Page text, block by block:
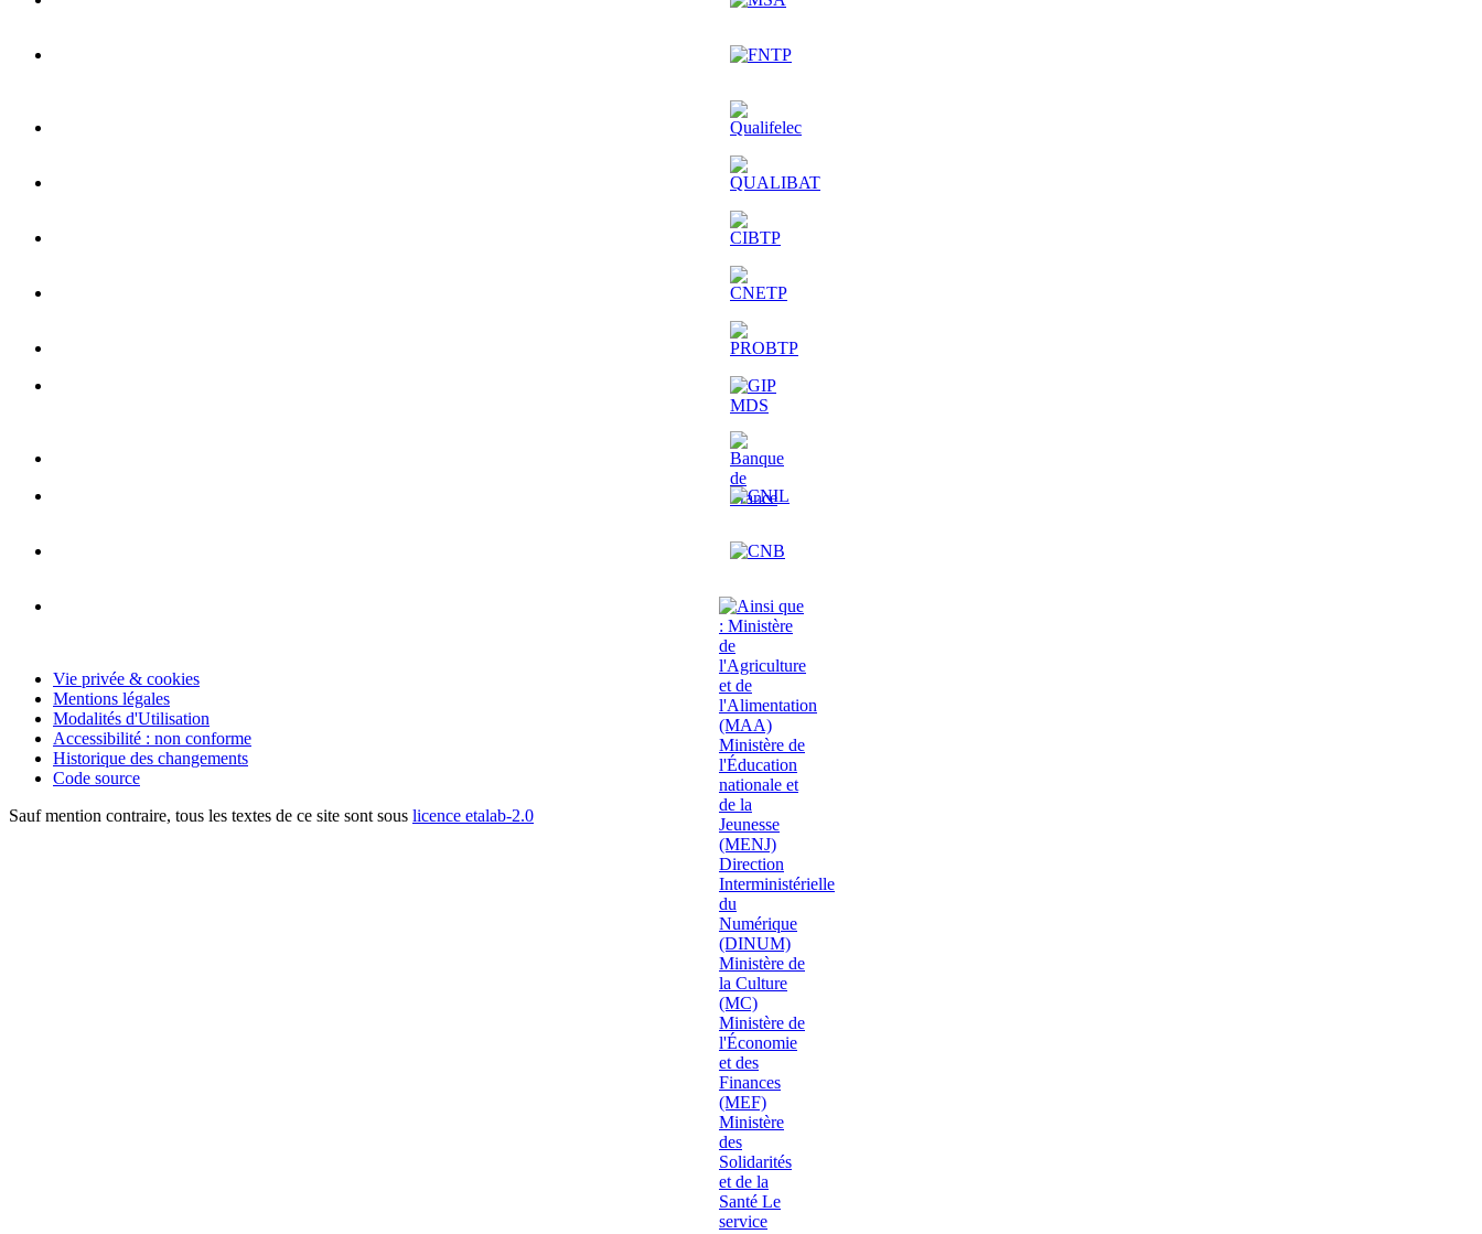
Vie privée & cookies
Mentions légales
Modalités d'Utilisation
Accessibilité : non conforme
Historique des changements
Code source
Sauf mention contraire, tous les textes de ce site sont sous licence etalab-2.0